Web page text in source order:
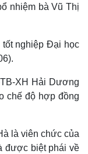
nhiệm bà Vũ Thị
tốt nghiệp Đại học
XH Hải Dương
chế độ hợp đồng
là viên chức của
được biệt phái về